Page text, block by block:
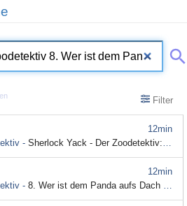
Filter
12min
- Sherlock Yack - Der Zoodetektiv: Wer ist dem Panda aufs Dach gestiegen?
12min
- 8. Wer ist dem Panda aufs Dach gestiegen?